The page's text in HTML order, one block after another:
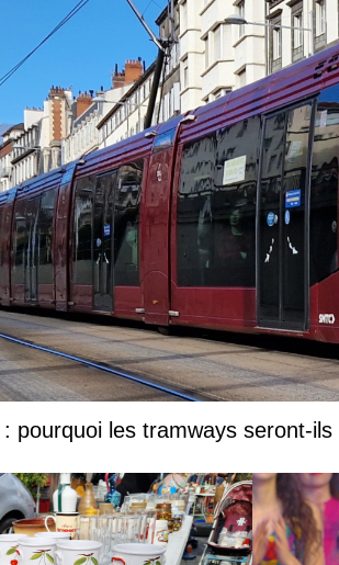
pourquoi les tramways seront-